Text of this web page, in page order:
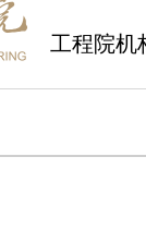
工程院机